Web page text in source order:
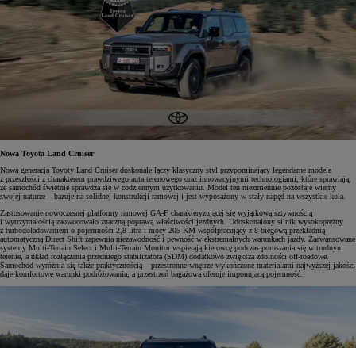
Nowa Toyota Land Cruiser
Nowa generacja Toyoty Land Cruiser doskonale łączy klasyczny styl przypominający legendarne modele
z przeszłości z charakterem prawdziwego auta terenowego oraz innowacyjnymi technologiami, które sprawiają,
że samochód świetnie sprawdza się w codziennym użytkowaniu. Model ten niezmiennie pozostaje wierny
swojej naturze – bazuje na solidnej konstrukcji ramowej i jest wyposażony w stały napęd na wszystkie koła.
Zastosowanie nowoczesnej platformy ramowej GA-F charakteryzującej się wyjątkową sztywnością
i wytrzymałością zaowocowało znaczną poprawą właściwości jezdnych. Udoskonalony silnik wysokoprężny
z turbodoładowaniem o pojemności 2,8 litra i mocy 205 KM współpracujący z 8-biegową przekładnią
automatyczną Direct Shift zapewnia niezawodność i pewność w ekstremalnych warunkach jazdy. Zaawansowane
systemy Multi-Terrain Select i Multi-Terrain Monitor wspierają kierowcę podczas poruszania się w trudnym
terenie, a układ rozłączania przedniego stabilizatora (SDM) dodatkowo zwiększa zdolności off-roadowe.
Samochód wyróżnia się także praktycznością – przestronne wnętrze wykończone materiałami najwyższej jakości
daje komfortowe warunki podróżowania, a przestrzeń bagażowa oferuje imponującą pojemność.